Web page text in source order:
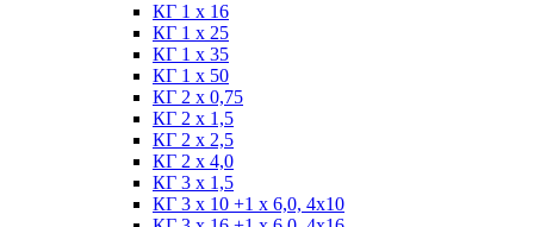
КГ 1 х 16
КГ 1 х 25
КГ 1 х 35
КГ 1 х 50
КГ 2 х 0,75
КГ 2 х 1,5
КГ 2 х 2,5
КГ 2 х 4,0
КГ 3 х 1,5
КГ 3 х 10 +1 x 6,0, 4х10